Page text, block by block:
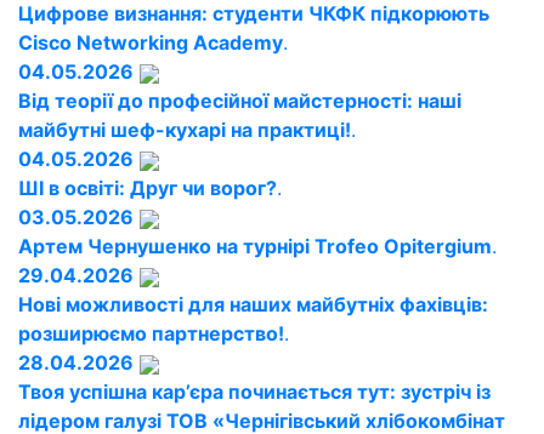
Цифрове визнання: студенти ЧКФК підкорюють
Cisco Networking Academy.
04.05.2026
Від теорії до професійної майстерності: наші
майбутні шеф-кухарі на практиці!.
04.05.2026
ШІ в освіті: Друг чи ворог?.
03.05.2026
Артем Чернушенко на турнірі Trofeo Opitergium.
29.04.2026
Нові можливості для наших майбутніх фахівців:
розширюємо партнерство!.
28.04.2026
Твоя успішна кар’єра починається тут: зустріч із
лідером галузі ТОВ «Чернігівський хлібокомбінат